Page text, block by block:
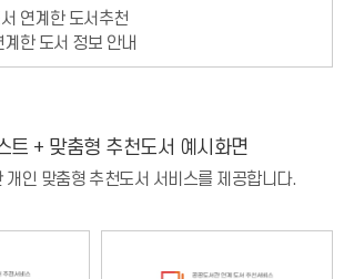
연계한 도서추천
한 도서 정보 안내
트 + 맞춤형 추천도서 예시화면
개인 맞춤형 추천도서 서비스를 제공합니다.